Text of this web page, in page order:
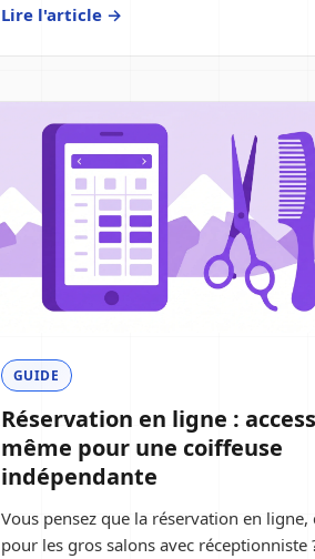
Lire l'article →
GUIDE
Réservation en ligne :
même pour une coiffeuse
indépendante
Vous pensez que la réservation en ligne,
pour les gros salons avec réceptionniste